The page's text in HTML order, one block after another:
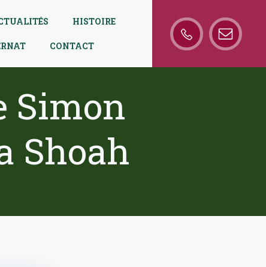
HISTOIRE
CONTACT
Simon
Shoah